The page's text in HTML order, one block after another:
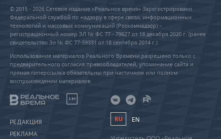
© 2015 - 2026 Сетевое издание «Реальное время» Зарегистрировано
Федеральной службой по надзору в сфере связи, информационных
технологий и массовых коммуникаций (Роскомнадзор) –
регистрационный номер ЭЛ № ФС 77 - 79627 от 18 декабря 2020 г. (ранее
свидетельство Эл № ФС 77-59331 от 18 сентября 2014 г.)
Использование материалов Реального Времени разрешено только с
предварительного согласия правообладателей, упоминание сайта и
прямая гиперссылка обязательны при частичном или полном
воспроизведении материалов.
18+
РЕДАКЦИЯ
РЕКЛАМА
RU EN